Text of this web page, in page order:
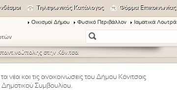
Τηλεφωνικός Κατάλογος Φόρμα Επικοινωνίας
Οικισμοί Δήμου Φυσικό Περιβάλλον Ιαματικά Λουτρά
στην Κόνιτσα
νέα και τις ανακοινώσεις του Δήμου Κόνιτσας
Συμβουλίου.